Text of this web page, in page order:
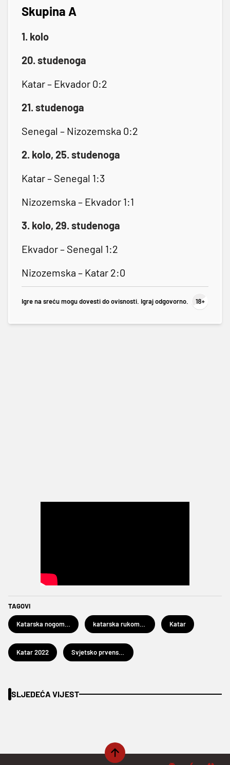
Skupina A
1. kolo
20. studenoga
Katar – Ekvador 0:2
21. studenoga
Senegal – Nizozemska 0:2
2. kolo, 25. studenoga
Katar – Senegal 1:3
Nizozemska – Ekvador 1:1
3. kolo, 29. studenoga
Ekvador – Senegal 1:2
Nizozemska – Katar 2:0
Igre na sreću mogu dovesti do ovisnosti. Igraj odgovorno.
TAGOVI
Katar
Katar 2022
SLJEDEĆA VIJEST